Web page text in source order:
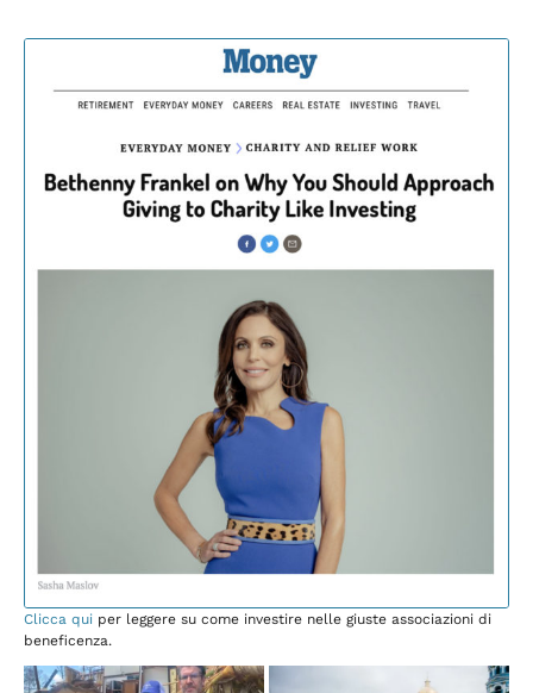
Clicca qui per leggere su come investire nelle giuste associazioni di
beneficenza.